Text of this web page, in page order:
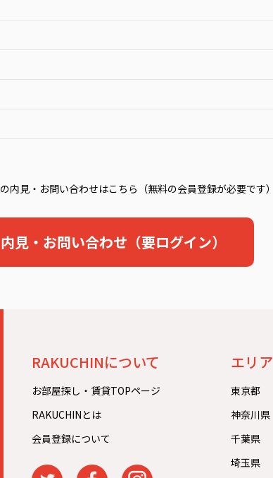
内見・お問い合わせはこちら（無料の会員登録が必要です）
内見・お問い合わせ（要ログイン）
RAKUCHINについて
お部屋探し・賃貸TOPページ
RAKUCHINとは
会員登録について
エリア
東京都
神奈川県
千葉県
埼玉県